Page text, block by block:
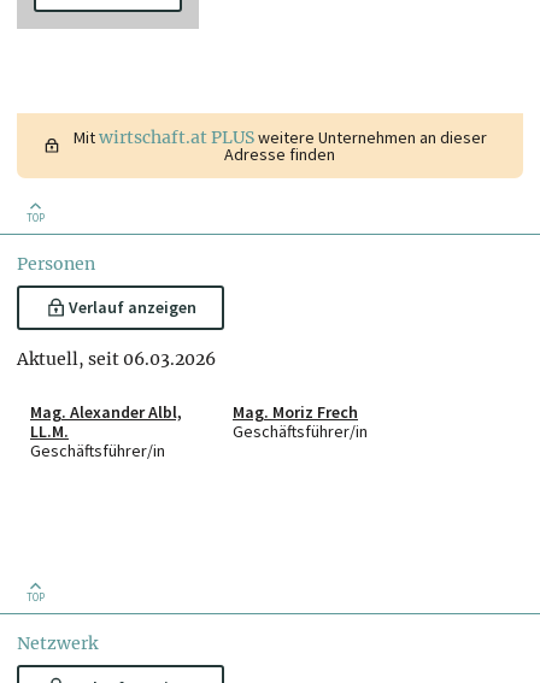
Mitwirtschaft.at PLUSweitere Unternehmen an dieser
Adresse finden
TOP
Personen
Verlauf anzeigen
Aktuell, seit 06.03.2026
Mag. Alexander Albl,
LL.M.
Geschäftsführer/in
Mag. Moriz Frech
Geschäftsführer/in
TOP
Netzwerk